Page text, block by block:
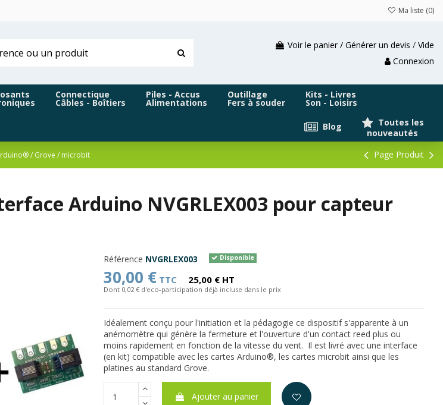
Ma liste (0)
Voir le panier / Générer un devis / Vide
Connexion
Connectique
Câbles - Boîtiers
Piles - Accus
Alimentations
Outillage
Fers à souder
Kits - Livres
Son - Loisirs
Toutes les
nouveautés
Blog
/ Grove / microbit Page Produit
Arduino NVGRLEX003 pour capteur
Référence NVGRLEX003 Disponible
30,00 € TTC 25,00 € HT
Dont 0,02 € d'eco-participation déjà incluse dans le prix
Idéalement conçu pour l'initiation et la pédagogie ce dispositif s'apparente à un
anémomètre qui génère la fermeture et l'ouverture d'un contact reed plus ou
moins rapidement en fonction de la vitesse du vent. Il est livré avec une interface
(en kit) compatible avec les cartes Arduino®, les cartes microbit ainsi que les
platines au standard Grove.
Ajouter au panier